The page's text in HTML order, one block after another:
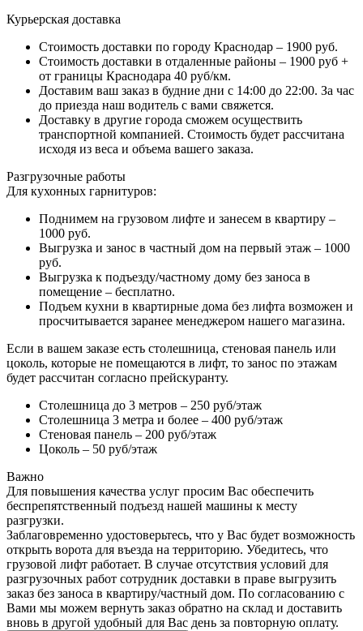
Курьерская доставка
Стоимость доставки по городу Краснодар – 1900 руб.
Стоимость доставки в отдаленные районы – 1900 руб +
от границы Краснодара 40 руб/км.
Доставим ваш заказ в будние дни с 14:00 до 22:00. За час
до приезда наш водитель с вами свяжется.
Доставку в другие города сможем осуществить
транспортной компанией. Стоимость будет рассчитана
исходя из веса и объема вашего заказа.
Разгрузочные работы
Для кухонных гарнитуров:
Поднимем на грузовом лифте и занесем в квартиру –
1000 руб.
Выгрузка и занос в частный дом на первый этаж – 1000
руб.
Выгрузка к подъезду/частному дому без заноса в
помещение – бесплатно.
Подъем кухни в квартирные дома без лифта возможен и
просчитывается заранее менеджером нашего магазина.
Если в вашем заказе есть столешница, стеновая панель или
цоколь, которые не помещаются в лифт, то занос по этажам
будет рассчитан согласно прейскуранту.
Столешница до 3 метров – 250 руб/этаж
Столешница 3 метра и более – 400 руб/этаж
Стеновая панель – 200 руб/этаж
Цоколь – 50 руб/этаж
Важно
Для повышения качества услуг просим Вас обеспечить
беспрепятственный подъезд нашей машины к месту
разгрузки.
Заблаговременно удостоверьтесь, что у Вас будет возможность
открыть ворота для въезда на территорию. Убедитесь, что
грузовой лифт работает. В случае отсутствия условий для
разгрузочных работ сотрудник доставки в праве выгрузить
заказ без заноса в квартиру/частный дом. По согласованию с
Вами мы можем вернуть заказ обратно на склад и доставить
вновь в другой удобный для Вас день за повторную оплату.